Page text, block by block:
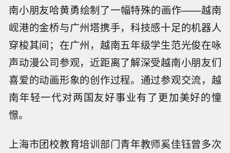
南小朋友哈黄勇绘制了一幅特殊的画作——越南
岘港的金桥与广州塔携手，科技感十足的机器人
穿梭其间；在广州，越南五年级学生范光俊在咏
声动漫公司参观，近距离了解深受越南小朋友们
喜爱的动画形象的创作过程。通过参观交流，越
南年轻一代对两国友好事业有了更加美好的憧
憬。
上海市团校教育培训部门青年教师奚佳钰曾多次